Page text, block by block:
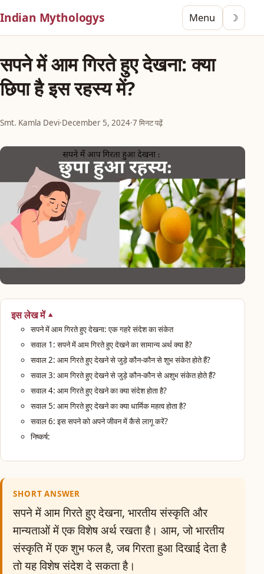
Indian Mythologys Menu ☽
सपने में आम गिरते हुए देखना: क्या
छिपा है इस रहस्य में?
Smt. Kamla Devi·December 5, 2024·7 मिनट पढ़ें
इस लेख में
सपने में आम गिरते हुए देखना: एक गहरे संदेश का संकेत
सवाल 1: सपने में आम गिरते हुए देखने का सामान्य अर्थ क्या है?
सवाल 2: आम गिरते हुए देखने से जुड़े कौन-कौन से शुभ संकेत होते हैं?
सवाल 3: आम गिरते हुए देखने से जुड़े कौन-कौन से अशुभ संकेत होते हैं?
सवाल 4: आम गिरते हुए देखने का क्या संदेश होता है?
सवाल 5: आम गिरते हुए देखने का क्या धार्मिक महत्व होता है?
सवाल 6: इस सपने को अपने जीवन में कैसे लागू करें?
निष्कर्ष:
SHORT ANSWER
सपने में आम गिरते हुए देखना, भारतीय संस्कृति और
मान्यताओं में एक विशेष अर्थ रखता है। आम, जो भारतीय
संस्कृति में एक शुभ फल है, जब गिरता हुआ दिखाई देता है
तो यह विशेष संदेश दे सकता है।